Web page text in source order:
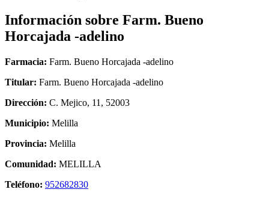
Información sobre Farm. Bueno
Horcajada -adelino
Farmacia: Farm. Bueno Horcajada -adelino
Titular: Farm. Bueno Horcajada -adelino
Dirección: C. Mejico, 11, 52003
Municipio: Melilla
Provincia: Melilla
Comunidad: MELILLA
Teléfono: 952682830